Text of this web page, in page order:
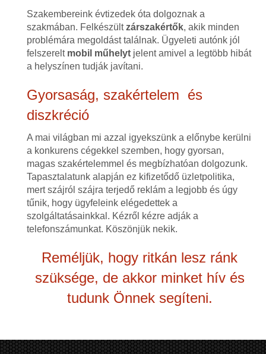
Szakembereink évtizedek óta dolgoznak a
szakmában. Felkészültzárszakértők, akik minden
problémára megoldást találnak. Ügyeleti autónk jól
felszerelt mobil műhelytjelent amivel a legtöbb hibát
a helyszínen tudják javítani.
Gyorsaság, szakértelem és
diszkréció
A mai világban mi azzal igyekszünk a előnybe kerülni
a konkurens cégekkel szemben, hogy gyorsan,
magas szakértelemmel és megbízhatóan dolgozunk.
Tapasztalatunk alapján ez kifizetődő üzletpolitika,
mert szájról szájra terjedő reklám a legjobb és úgy
tűnik, hogy ügyfeleink elégedettek a
szolgáltatásainkkal. Kézről kézre adják a
telefonszámunkat. Köszönjük nekik.
Reméljük, hogy ritkán lesz ránk
szüksége, de akkor minket hív és
tudunk Önnek segíteni.